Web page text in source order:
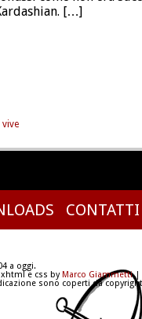
[…]
vive
CONTATTI
a oggi.
e css byMarco Giammetti|
sono coperti da